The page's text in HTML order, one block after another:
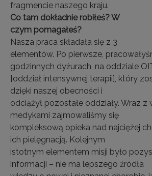
fragmencie naszego kraju.
Co tam dokładnie robiłeś? W
czym pomagałeś?
Nasza praca składała się z 3
elementów. Po pierwsze,
godzinnych dyżurach, na oddziale
[oddział intensywnej terapii], który
dzięki naszej obecności i
odciążył pozostałe oddziały. Wraz z
medykami zajmowaliśmy się
kompleksową opieka nad najciężej
ich pielęgnacją. Kolejnym
istotnym elementem misji było
informacji – nie ma lepszego źródła